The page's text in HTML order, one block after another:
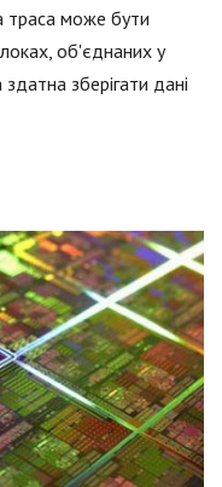
траса може бути
об'єднаних у
зберігати дані